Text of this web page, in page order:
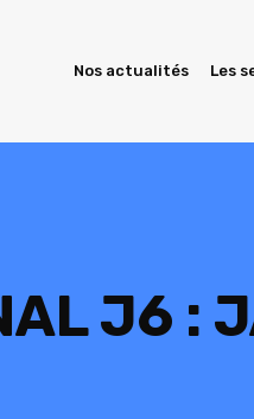
Nos actualités Les
J6 :